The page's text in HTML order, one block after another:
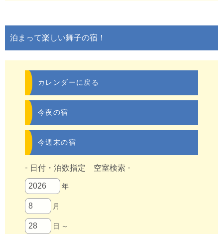
泊まって楽しい舞子の宿！
カレンダーに戻る
今夜の宿
今週末の宿
- 日付・泊数指定 空室検索 -
年
月
日 ～